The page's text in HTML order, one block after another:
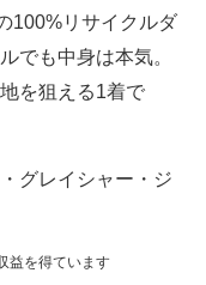
100%リサイクルダ
でも中身は本気。
を狙える1着で
グレイシャー・ジ
益を得ています